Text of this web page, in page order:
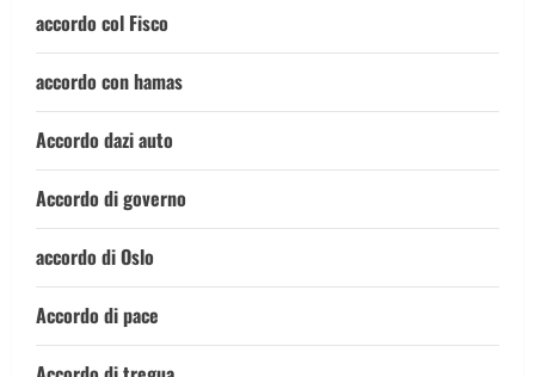
accordo col Fisco
accordo con hamas
Accordo dazi auto
Accordo di governo
accordo di Oslo
Accordo di pace